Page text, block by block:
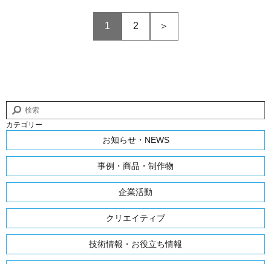
1 2 ＞
カテゴリー
お知らせ・NEWS
事例・商品・制作物
企業活動
クリエイティブ
技術情報・お役立ち情報